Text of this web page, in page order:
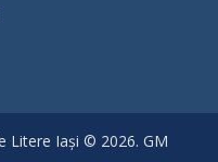
Litere Iași © 2026. GM